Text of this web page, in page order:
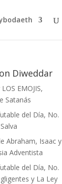
Diweddar
EMOJIS,
Satanás
del Día, No.
Abraham, Isaac y
Adventista
del Día, No.
y La Ley